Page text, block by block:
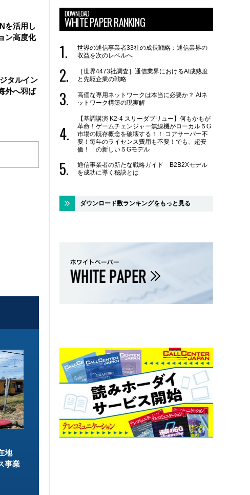
を活用し
ン高度化
タルイン
外へ羽ば
地
事業
ソリューション特集 ソリューション特集
DOWNLOAD
WHITE PAPER RANKING
世界の通信事業者33社の成長戦略：通信業界の
収益を次のレベルへ
［世界4473社調査］通信業界におけるAI成熟度
と先駆企業の戦略
高価な専用ネットワークは本当に必要か？ AIネ
ットワーク構築の現実解
【基調講演 K2-4 スリーダブリュー】何もかもが
革命！ゲームチェンジャー無線機がローカル５G
市場の既存概念を破壊する！！ コアサーバー不
要！毎年のライセンス費用も不要！でも、超安
価！ の新しい５Gモデル
通信事業者の新たな戦略ガイド B2B2Xモデル
を成功に導く秘訣とは
ダウンロード数ランキングをもっと見る